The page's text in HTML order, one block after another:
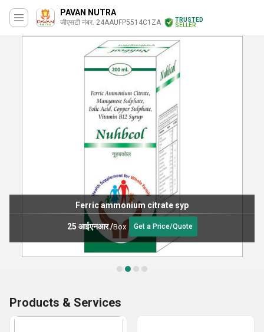
PAVAN NUTRA
जीएसटी नंबर. 24AAUFP5514C1ZA
TRUSTED
SELLER
Ferric ammonium citrate syp
25 आईएनआर/Box Get a Price/Quote
Products & Services